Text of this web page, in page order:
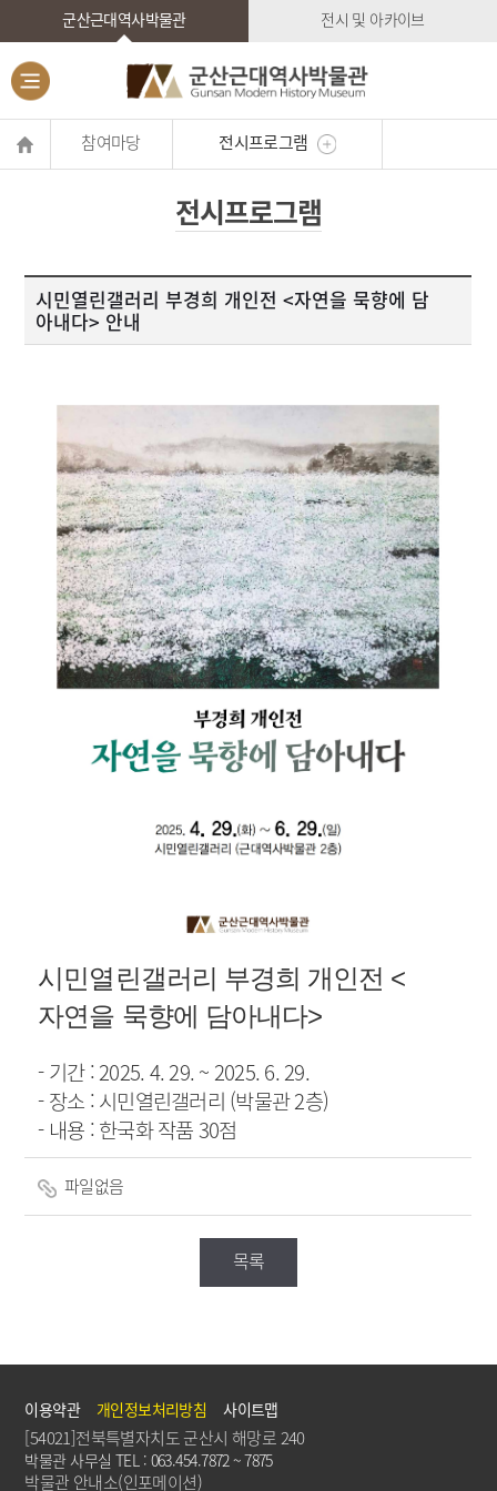
군산근대역사박물관 전시 및 아카이브
참여마당 전시프로그램
전시프로그램
시민열린갤러리 부경희 개인전 <자연을 묵향에 담
아내다> 안내
시민열린갤러리 부경희 개인전 <
자연을 묵향에 담아내다>
- 기간 : 2025. 4. 29. ~ 2025. 6. 29.
- 장소 : 시민열린갤러리 (박물관 2층)
- 내용 : 한국화 작품 30점
파일없음
목록
이용약관 개인정보처리방침 사이트맵
[54021]전북특별자치도 군산시 해망로 240
박물관 사무실 TEL : 063.454.7872 ~ 7875
박물관 안내소(인포메이션)